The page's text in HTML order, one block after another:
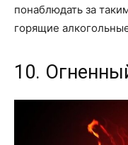
понаблюдать за
горящие
10.